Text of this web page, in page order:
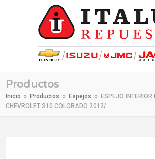
Productos
Inicio » Productos » Espejos »
ESPEJO INTERIOR
CHEVROLET S10 COLORADO 2012/